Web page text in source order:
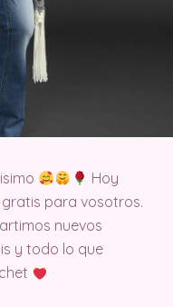
Hoy
para vosotros.
nuevos
y todo lo que